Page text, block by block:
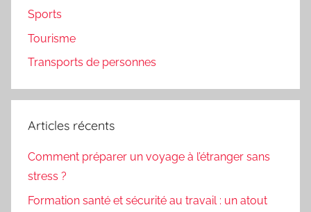
Sports
Tourisme
Transports de personnes
Articles récents
Comment préparer un voyage à l’étranger sans
stress ?
Formation santé et sécurité au travail : un atout